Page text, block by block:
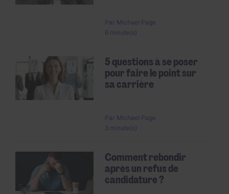
Par Michael Page
6 minute(s)
5 questions à se poser
pour faire le point sur
sa carrière
Par Michael Page
3 minute(s)
Comment rebondir
après un refus de
candidature ?